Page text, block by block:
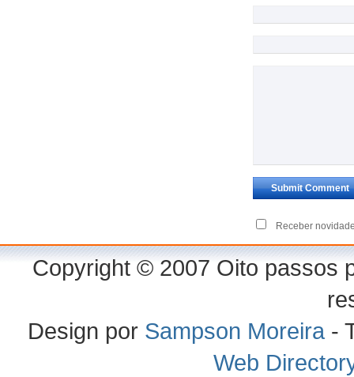
Receber
Copyright © 2007 Oito passos
Design por Sampson Moreira -
Web